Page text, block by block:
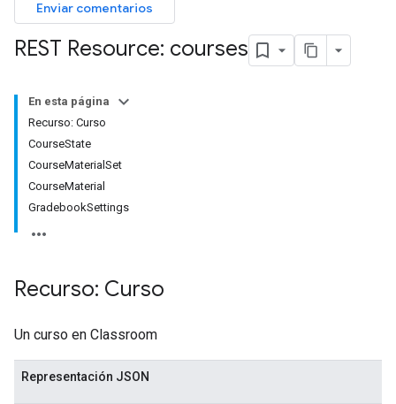
Enviar comentarios
REST Resource: courses
En esta página
Recurso: Curso
CourseState
CourseMaterialSet
CourseMaterial
GradebookSettings
Recurso: Curso
Un curso en Classroom
Representación JSON